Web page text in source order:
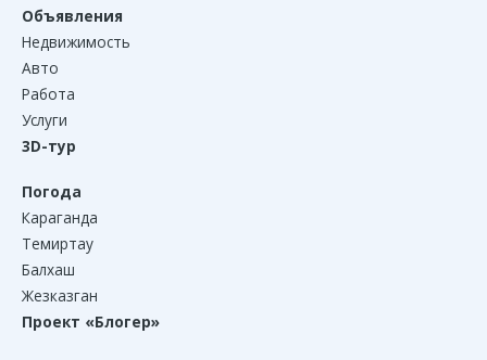
Объявления
Недвижимость
Авто
Работа
Услуги
3D-тур
Погода
Караганда
Темиртау
Балхаш
Жезказган
Проект «Блогер»